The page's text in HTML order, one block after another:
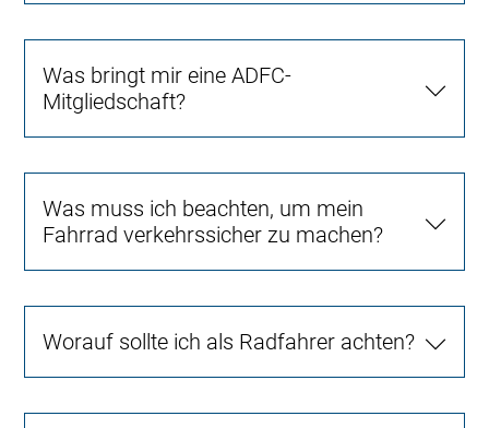
Was bringt mir eine ADFC-
Mitgliedschaft?
Was muss ich beachten, um mein
Fahrrad verkehrssicher zu machen?
Worauf sollte ich als Radfahrer achten?